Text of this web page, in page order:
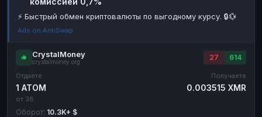
Наличные RUB
Наличные
Наличные
Наличные RUB
KZT
⚡ Быстрый обмен криптовалюты по выгодному курсу. 🔒💱
Ads on AntiSwap
CrystalMoney
crystalmoney.org
27 614
Отдаёте
1 ATOM
от 38
Получаете
0.003515 XMR
Оборот: 10.3K+ $